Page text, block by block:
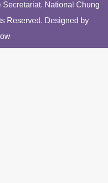
National Chung
Reserved. Designed by